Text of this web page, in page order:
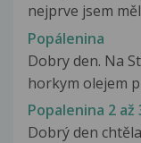
nejprve jsem
Popálenina
Dobry den. Na
horkym olejem
Popalenina 2
Dobrý den